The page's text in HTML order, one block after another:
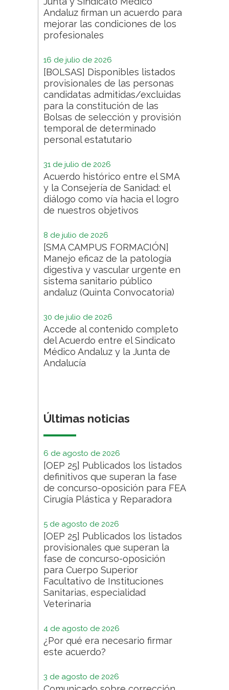
Andaluz firman un acuerdo para
mejorar las condiciones de los
profesionales
16 de julio de 2026
[BOLSAS] Disponibles listados
provisionales de las personas
candidatas admitidas/excluidas
para la constitución de las
Bolsas de selección y provisión
temporal de determinado
personal estatutario
31 de julio de 2026
Acuerdo histórico entre el SMA
y la Consejería de Sanidad: el
diálogo como vía hacia el logro
de nuestros objetivos
8 de julio de 2026
[SMA CAMPUS FORMACIÓN]
Manejo eficaz de la patología
digestiva y vascular urgente en
sistema sanitario público
andaluz (Quinta Convocatoria)
30 de julio de 2026
Accede al contenido completo
del Acuerdo entre el Sindicato
Médico Andaluz y la Junta de
Andalucía
Últimas noticias
6 de agosto de 2026
[OEP 25] Publicados los listados
definitivos que superan la fase
de concurso-oposición para FEA
Cirugía Plástica y Reparadora
5 de agosto de 2026
[OEP 25] Publicados los listados
provisionales que superan la
fase de concurso-oposición
para Cuerpo Superior
Facultativo de Instituciones
Sanitarias, especialidad
Veterinaria
4 de agosto de 2026
¿Por qué era necesario firmar
este acuerdo?
3 de agosto de 2026